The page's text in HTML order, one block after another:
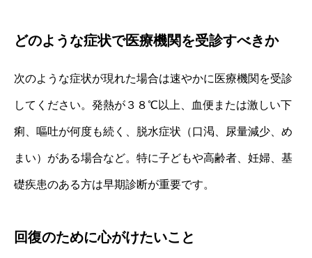
どのような症状で医療機関を受診すべきか
次のような症状が現れた場合は速やかに医療機関を受診
してください。発熱が３８℃以上、血便または激しい下
痢、嘔吐が何度も続く、脱水症状（口渇、尿量減少、め
まい）がある場合など。特に子どもや高齢者、妊婦、基
礎疾患のある方は早期診断が重要です。
回復のために心がけたいこと